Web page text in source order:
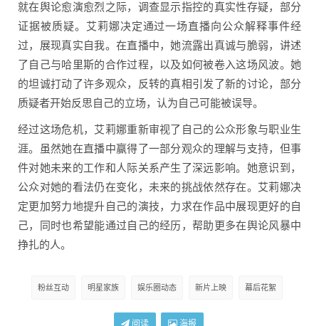
就在舆论愈演愈烈之际，调查显示指控的真实性存疑，部分
证据被质疑。艾莉娜决定通过一场直播向公众解释事件经
过，展现真实自我。在直播中，她流露出真诚与脆弱，讲述
了自己与哈里斯的合作过程，以及如何被卷入这场风波。她
的坦诚打动了许多观众，反转的真相引发了新的讨论，部分
质疑者开始反思自己的立场，认为自己可能被误导。
经过这场危机，艾莉娜重新审视了自己的公众形象与职业生
涯。虽然她在直播中赢得了一部分观众的理解与支持，但事
件对她未来的工作和人际关系产生了深远影响。她意识到，
公众对她的看法仍在变化，未来的挑战依然存在。艾莉娜决
定更加努力地提升自己的演技，力求在作品中展现更好的自
己，同时也希望能通过自己的经历，帮助更多在舆论风暴中
挣扎的人。
粉丝互动 明星家族 娱乐圈动态 新片上映 幕后花絮
阅读 海报